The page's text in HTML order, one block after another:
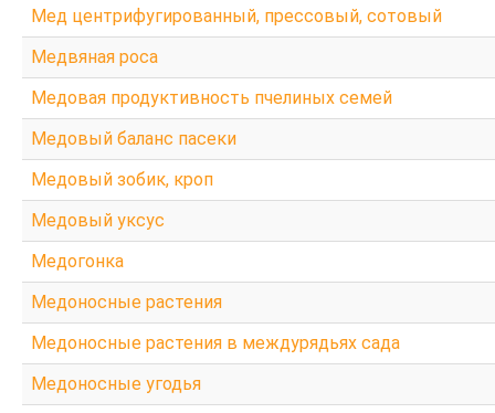
Мед центрифугированный, прессовый, сотовый
Медвяная роса
Медовая продуктивность пчелиных семей
Медовый баланс пасеки
Медовый зобик, кроп
Медовый уксус
Медогонка
Медоносные растения
Медоносные растения в междурядьях сада
Медоносные угодья